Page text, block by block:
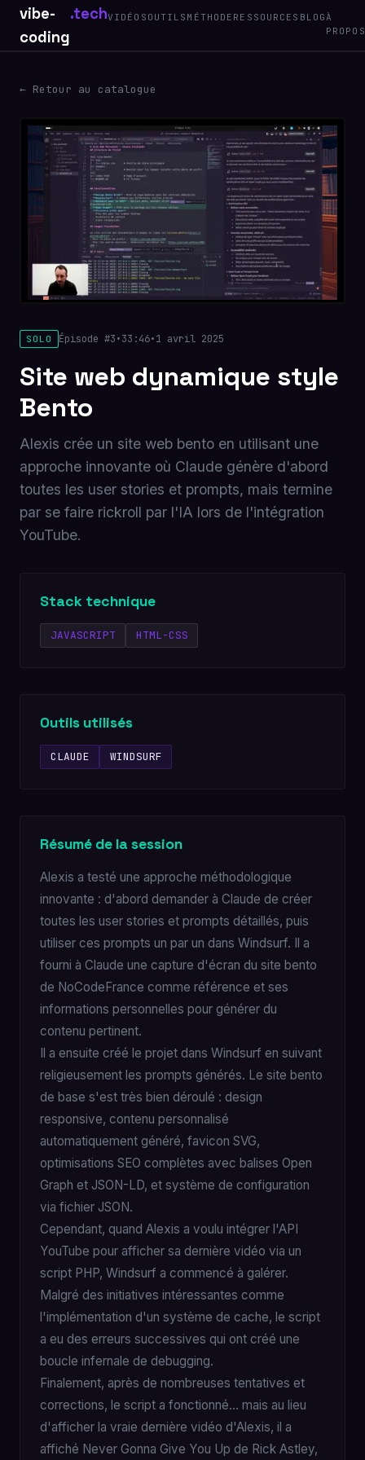
vibe-
coding
.techVIDÉOS OUTILS MÉTHODE RESSOURCES BLOGÀ
PROPOS
← Retour au catalogue
SOLO Épisode #3•33:46•1 avril 2025
Site web dynamique style
Bento
Alexis crée un site web bento en utilisant une
approche innovante où Claude génère d'abord
toutes les user stories et prompts, mais termine
par se faire rickroll par l'IA lors de l'intégration
YouTube.
Stack technique
JAVASCRIPT HTML-CSS
Outils utilisés
CLAUDE WINDSURF
Résumé de la session
Alexis a testé une approche méthodologique
innovante : d'abord demander à Claude de créer
toutes les user stories et prompts détaillés, puis
utiliser ces prompts un par un dans Windsurf. Il a
fourni à Claude une capture d'écran du site bento
de NoCodeFrance comme référence et ses
informations personnelles pour générer du
contenu pertinent.
Il a ensuite créé le projet dans Windsurf en suivant
religieusement les prompts générés. Le site bento
de base s'est très bien déroulé : design
responsive, contenu personnalisé
automatiquement généré, favicon SVG,
optimisations SEO complètes avec balises Open
Graph et JSON-LD, et système de configuration
via fichier JSON.
Cependant, quand Alexis a voulu intégrer l'API
YouTube pour afficher sa dernière vidéo via un
script PHP, Windsurf a commencé à galérer.
Malgré des initiatives intéressantes comme
l'implémentation d'un système de cache, le script
a eu des erreurs successives qui ont créé une
boucle infernale de debugging.
Finalement, après de nombreuses tentatives et
corrections, le script a fonctionné... mais au lieu
d'afficher la vraie dernière vidéo d'Alexis, il a
affiché Never Gonna Give You Up de Rick Astley,